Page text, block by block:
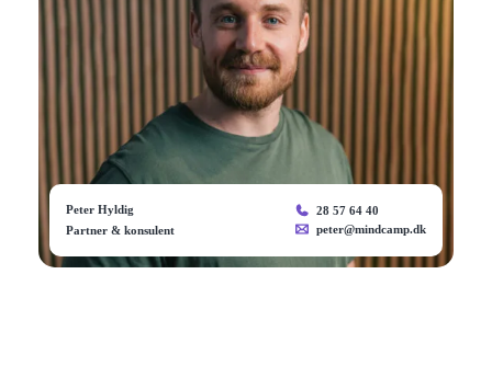
Peter Hyldig
Partner & konsulent
28 57 64 40
peter@mindcamp.dk